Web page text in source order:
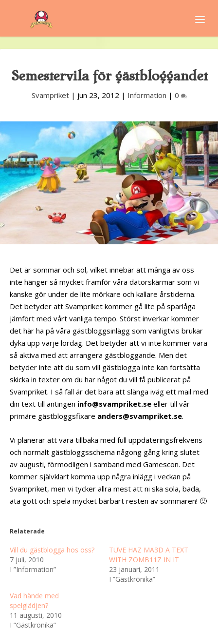
Semestervila för gästbloggandet
Svampriket| jun 23, 2012 | Information | 0
Det är sommar och sol, vilket innebär att många av oss
inte hänger så mycket framför våra datorskärmar som vi
kanske gör under de lite mörkare och kallare årstiderna.
Det betyder att Svampriket kommer gå lite på sparlåga
jämfört med vårt vanliga tempo. Störst inverkar kommer
det här ha på våra gästbloggsinlägg som vanligtvis brukar
dyka upp varje lördag. Det betyder att vi inte kommer vara
så aktiva med att arrangera gästbloggande. Men det
betyder inte att du som vill gästblogga inte kan fortsätta
skicka in texter om du har något du vill få publicerat på
Svampriket. I så fall är det bara att slänga iväg ett mail med
din text till antingen info@svampriket.se eller till vår
primäre gästbloggsfixare anders@svampriket.se.
Vi planerar att vara tillbaka med full uppdateringsfrekvens
och normalt gästbloggsschema någong gång kring slutet
av augusti, förmodligen i samband med Gamescon. Det
kommer självklart komma upp några inlägg i veckan på
Svampriket, men vi tycker allra mest att ni ska sola, bada,
äta gott och spela mycket bärbart resten av sommaren! 🙂
Relaterade
Vill du gästblogga hos oss?
7 juli, 2010
I ”Information”
TUVE HAZ MA3D A TEXT
WITH ZOMB11Z IN IT
23 januari, 2011
I ”Gästkrönika”
Vad hände med
spelglädjen?
11 augusti, 2010
I ”Gästkrönika”